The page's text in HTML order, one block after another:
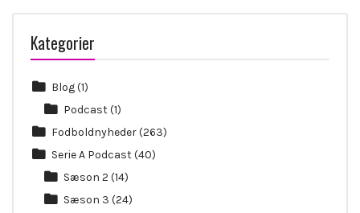
Kategorier
Blog(1)
Podcast(1)
Fodboldnyheder(263)
Serie A Podcast(40)
Sæson 2 (14)
Sæson 3 (24)